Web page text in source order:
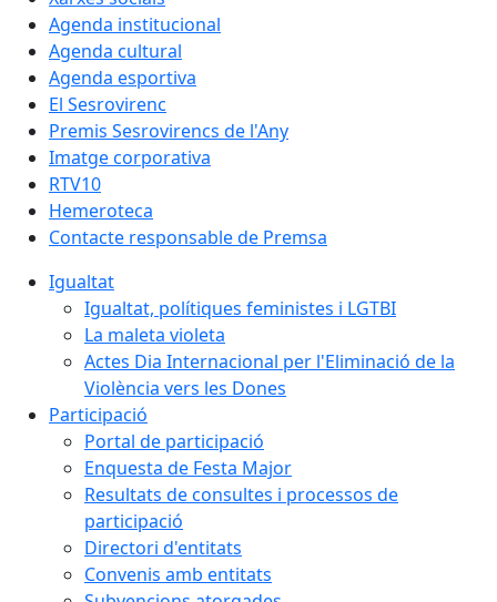
Agenda institucional
Agenda cultural
Agenda esportiva
El Sesrovirenc
Premis Sesrovirencs de l'Any
Imatge corporativa
RTV10
Hemeroteca
Contacte responsable de Premsa
Igualtat
Igualtat, polítiques feministes i LGTBI
La maleta violeta
Actes Dia Internacional per l'Eliminació de la
Violència vers les Dones
Participació
Portal de participació
Enquesta de Festa Major
Resultats de consultes i processos de
participació
Directori d'entitats
Convenis amb entitats